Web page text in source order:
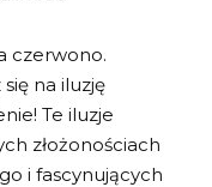
czerwono.
na iluzję
Te iluzje
złożonościach
i fascynujących